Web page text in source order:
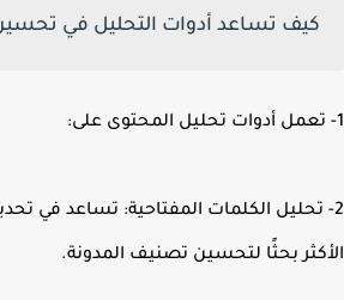
كيف تساعد أدوات التحليل في تحسين
تحليل الكلمات المفتاحية: تساعد في تحديد
بحثًا لتحسين تصنيف المدونة.